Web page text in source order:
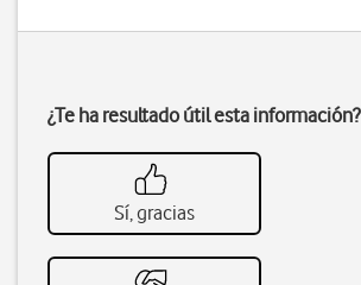
¿Te ha resultado útil esta información?
Sí, gracias